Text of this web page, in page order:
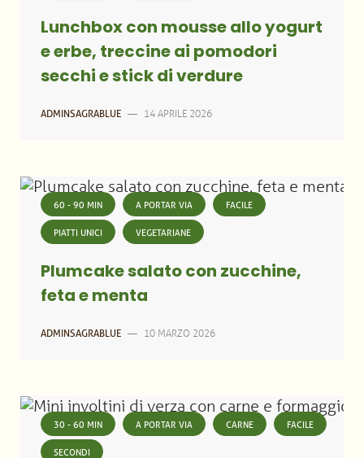
Lunchbox con mousse allo yogurt
e erbe, treccine ai pomodori
secchi e stick di verdure
ADMINSAGRABLUE — 14 APRILE 2026
60 - 90 MIN A PORTAR VIA FACILE
PIATTI UNICI VEGETARIANE
Plumcake salato con zucchine,
feta e menta
ADMINSAGRABLUE — 10 MARZO 2026
30 - 60 MIN A PORTAR VIA CARNE FACILE
SECONDI